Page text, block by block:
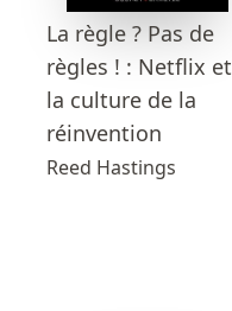
La règle ? Pas de
règles ! : Netflix et
la culture de la
réinvention
Reed Hastings